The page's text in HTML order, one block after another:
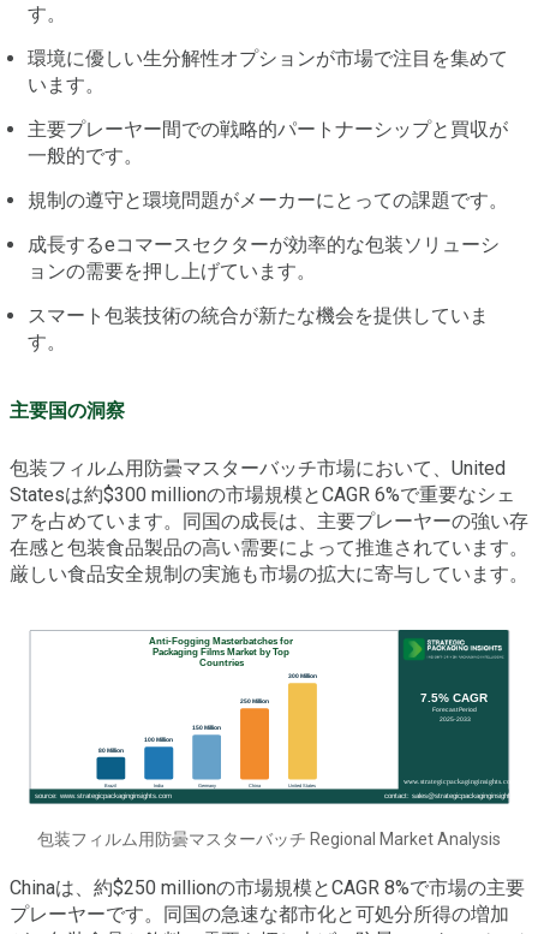
す。
環境に優しい生分解性オプションが市場で注目を集めて
います。
主要プレーヤー間での戦略的パートナーシップと買収が
一般的です。
規制の遵守と環境問題がメーカーにとっての課題です。
成長するeコマースセクターが効率的な包装ソリューシ
ョンの需要を押し上げています。
スマート包装技術の統合が新たな機会を提供していま
す。
主要国の洞察
包装フィルム用防曇マスターバッチ市場において、United
Statesは約$300 millionの市場規模とCAGR 6%で重要なシェ
アを占めています。同国の成長は、主要プレーヤーの強い存
在感と包装食品製品の高い需要によって推進されています。
厳しい食品安全規制の実施も市場の拡大に寄与しています。
包装フィルム用防曇マスターバッチ Regional Market Analysis
Chinaは、約$250 millionの市場規模とCAGR 8%で市場の主要
プレーヤーです。同国の急速な都市化と可処分所得の増加